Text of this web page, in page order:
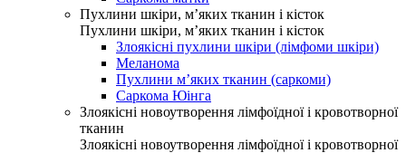
Пухлини шкіри, м’яких тканин і кісток
Пухлини шкіри, м’яких тканин і кісток
Злоякісні пухлини шкіри (лімфоми шкіри)
Меланома
Пухлини м’яких тканин (саркоми)
Саркома Юінга
Злоякісні новоутворення лімфоїдної і кровотворної
тканин
Злоякісні новоутворення лімфоїдної і кровотворної